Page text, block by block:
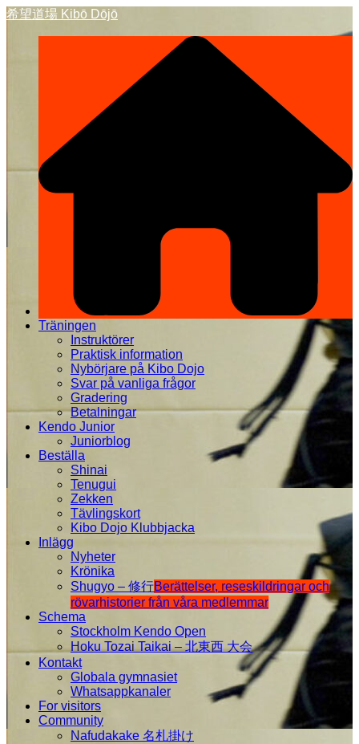
Hoppa
希望道場 Kibō Dōjō
Träningen
Instruktörer
Praktisk information
Nybörjare på Kibo Dojo
Svar på vanliga frågor
Gradering
Betalningar
Kendo Junior
Juniorblog
Beställa
Shinai
Tenugui
Zekken
Tävlingskort
Kibo Dojo Klubbjacka
Inlägg
Nyheter
Krönika
Shugyo – 修行Berättelser, reseskildringar och
rövarhistorier från våra medlemmar
Schema
Stockholm Kendo Open
Hoku Tozai Taikai – 北東西 大会
Kontakt
Globala gymnasiet
Whatsappkanaler
For visitors
Community
Nafudakake 名札掛け